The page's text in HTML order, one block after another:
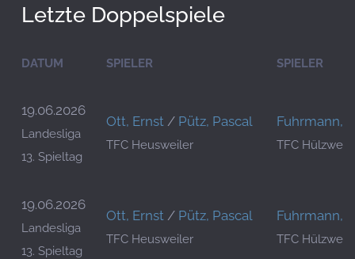
Letzte Doppelspiele
DATUM SPIELER SPIELER
19.06.2026
Landesliga
13. Spieltag
Ott, Ernst / Pütz, Pascal
TFC Heusweiler
Fuhrmann,
TFC
19.06.2026
Landesliga
13. Spieltag
Ott, Ernst / Pütz, Pascal
TFC Heusweiler
Fuhrmann,
TFC